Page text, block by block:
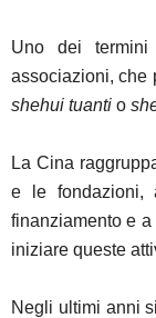
Uno dei
associazioni, che
shehui tuanti o
La Cina
e le fondazioni,
finanziamento e
iniziare queste
Negli ultimi anni